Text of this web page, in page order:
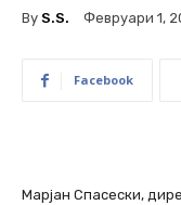
By S.s. Февруари 1,
Facebook
Марјан Спасески,